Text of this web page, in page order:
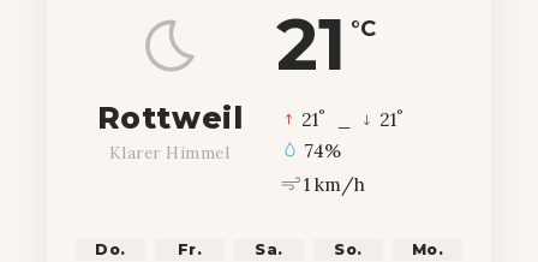
21 °C
Rottweil
Klarer Himmel
21° 21°
74%
1 km/h
Do. Fr. Sa. So. Mo.